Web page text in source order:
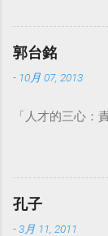
點看事情，就
華名言 - Chinese
郭台銘
- 10月 07, 2013
「人才的三心：
孔子
-3月 11, 2011